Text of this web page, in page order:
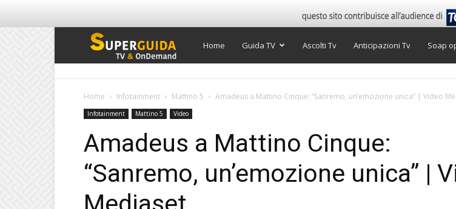
Super
Home Guida TV Ascolti Tv Anticipazioni Tv Soap
Home Infotainment Mattino 5 Amadeus a Mattino Cinque: “Sanremo, un’emozione unica” | Video
Infotainment Mattino 5 Video
Amadeus a Mattino Cinque:
“Sanremo, un’emozione unica” |